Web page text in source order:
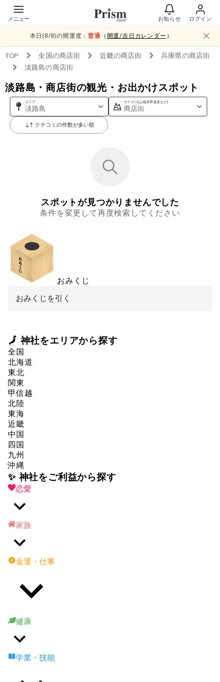
メニュー お知らせ ログイン
本日(8/9)の開運度：普通 （ 開運/吉日カレンダー ）
TOP 全国の商店街 近畿の商店街 兵庫県の商店街
淡路島の商店街
淡路島・商店街の観光・お出かけスポット
エリア
淡路島
カテゴリ(山,城,世界遺産など)
商店街
クチコミの件数が多い順
スポットが見つかりませんでした
条件を変更して再度検索してください
おみくじ
おみくじを引く
🗾 神社をエリアから探す
全国
北海道
東北
関東
甲信越
北陸
東海
近畿
中国
四国
九州
沖縄
✨ 神社をご利益から探す
恋愛
家族
金運・仕事
健康
学業・技能